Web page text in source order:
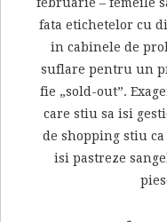
februarie – femeile
fata etichetelor cu
in cabinele de
suflare pentru un
fie „sold-out”.
care stiu sa isi
de shopping stiu
isi pastreze